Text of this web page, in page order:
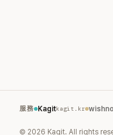
服務 Kagitkagit.kr
© 2026 Kagit. All rights